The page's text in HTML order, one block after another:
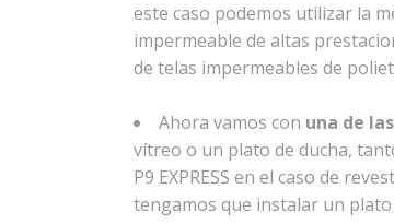
este caso podemos utilizar la
impermeable de altas
de telas impermeables de
Ahora vamos con una de
vítreo o un plato de ducha,
P9 EXPRESS en el caso de
tengamos que instalar un